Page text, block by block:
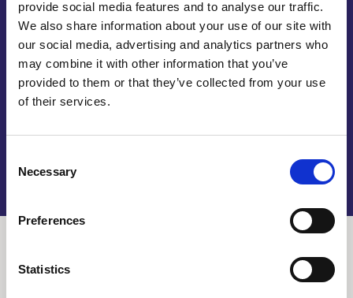
provide social media features and to analyse our traffic.
We also share information about your use of our site with
our social media, advertising and analytics partners who
may combine it with other information that you’ve
provided to them or that they’ve collected from your use
of their services.
Selection
Necessary
Preferences
Statistics
machines. Die combinatie maakt ons dan ook een
aantrekkelijke partner. Wij vinden het fijn om
duurzame relaties met onze klanten aan te gaan.
Voor meer informatie over forex op maat bedrukken
of wat anders kunt u uiteraard op onze website